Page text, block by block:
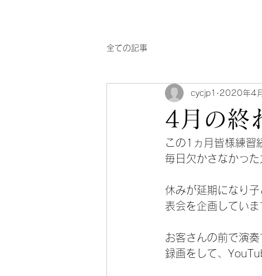
全ての記事
4月の終
cycjp1 2020年4
この1ヵ月皆様練習
毎日欠かさなかっ
休みが延期になり
表会を企画していま
お客さんの前で演
録画をして、